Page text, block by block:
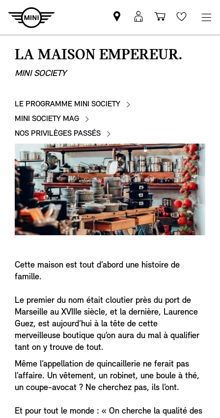
Trouver
un
MINI
Connexion
MyMINI
PanierFavoris
LA MAISON EMPEREUR.
MINI SOCIETY
LE PROGRAMME MINI SOCIETY
MINI SOCIETY MAG
NOS PRIVILÈGES PASSÉS
Cette maison est tout d’abord une histoire de
famille.
Le premier du nom était cloutier près du port de
Marseille au XVIIIe siècle, et la dernière, Laurence
Guez, est aujourd’hui à la tête de cette
merveilleuse boutique qu’on aura du mal à qualifier
tant on y trouve de tout.
Même l’appellation de quincaillerie ne ferait pas
l’affaire. Un vêtement, un robinet, une boule à thé,
un coupe-avocat ? Ne cherchez pas, ils l’ont.
Et pour tout le monde : « On cherche la qualité des